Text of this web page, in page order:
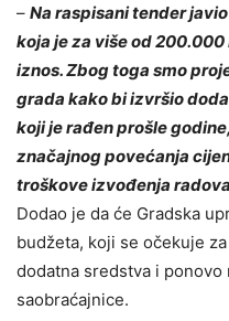
– Na raspisani tender
koja je za više od
iznos. Zbog toga smo
grada kako bi izvršio
koji je rađen prošle
značajnog povećanja
troškove izvođenja radova
Dodao je da će Gradska
budžeta, koji se očekuje
dodatna sredstva i
saobraćajnice.